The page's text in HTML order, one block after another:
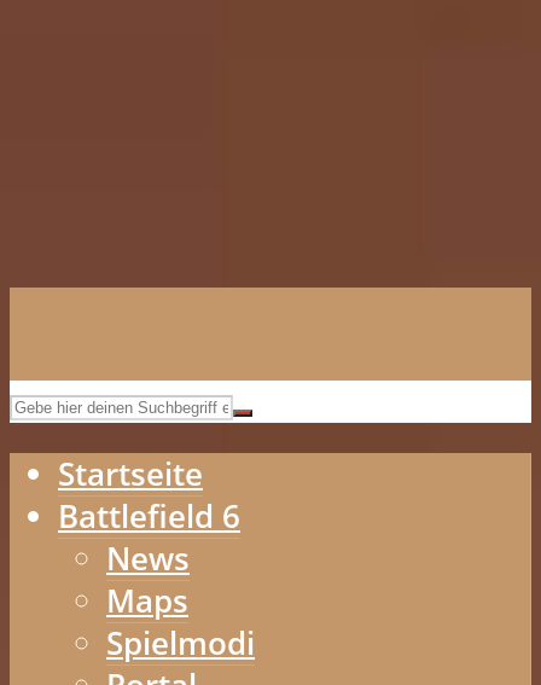
Startseite
Battlefield 6
News
Maps
Spielmodi